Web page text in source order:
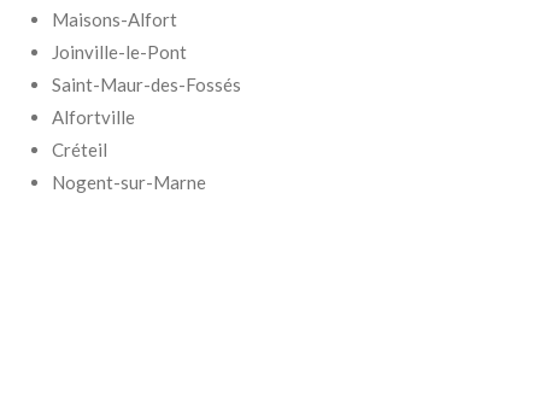
Maisons-Alfort
Joinville-le-Pont
Saint-Maur-des-Fossés
Alfortville
Créteil
Nogent-sur-Marne